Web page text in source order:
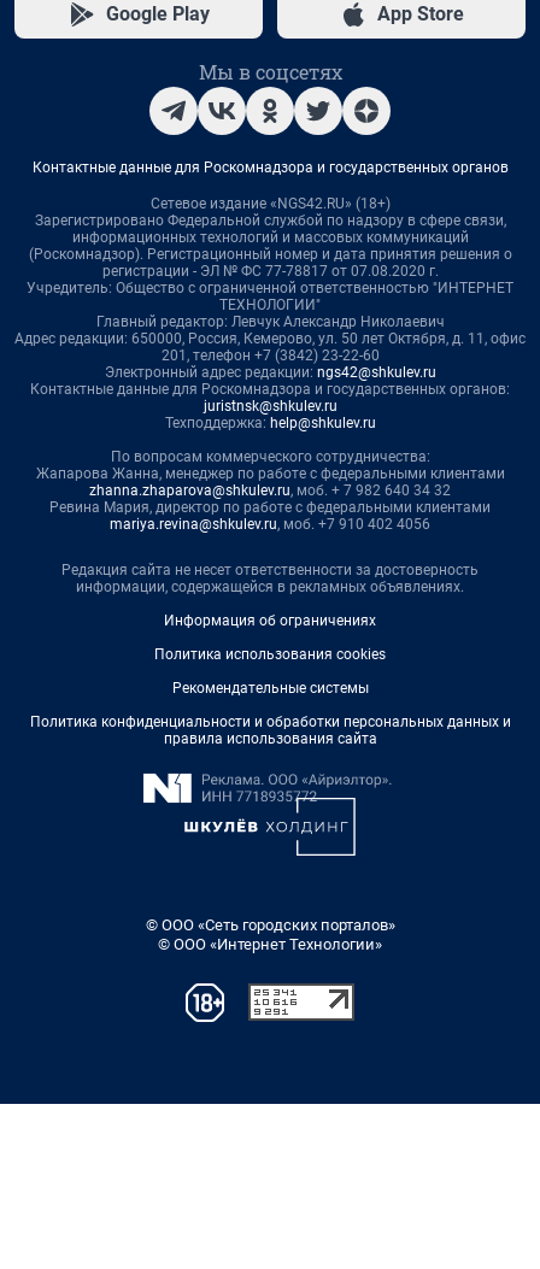
Google Play App Store
Мы в соцсетях
Контактные данные для Роскомнадзора и государственных органов
Сетевое издание «NGS42.RU» (18+)
Зарегистрировано Федеральной службой по надзору в сфере связи,
информационных технологий и массовых коммуникаций
(Роскомнадзор). Регистрационный номер и дата принятия решения о
регистрации - ЭЛ № ФС 77-78817 от 07.08.2020 г.
Учредитель: Общество с ограниченной ответственностью "ИНТЕРНЕТ
ТЕХНОЛОГИИ"
Главный редактор: Левчук Александр Николаевич
Адрес редакции: 650000, Россия, Кемерово, ул. 50 лет Октября, д. 11, офис
201, телефон +7 (3842) 23-22-60
Электронный адрес редакции: ngs42@shkulev.ru
Контактные данные для Роскомнадзора и государственных органов:
juristnsk@shkulev.ru
Техподдержка: help@shkulev.ru
По вопросам коммерческого сотрудничества:
Жапарова Жанна, менеджер по работе с федеральными клиентами
zhanna.zhaparova@shkulev.ru, моб. + 7 982 640 34 32
Ревина Мария, директор по работе с федеральными клиентами
mariya.revina@shkulev.ru, моб. +7 910 402 4056
Редакция сайта не несет ответственности за достоверность
информации, содержащейся в рекламных объявлениях.
Информация об ограничениях
Политика использования cookies
Рекомендательные системы
Политика конфиденциальности и обработки персональных данных и
правила использования сайта
© ООО «Сеть городских порталов»
© ООО «Интернет Технологии»